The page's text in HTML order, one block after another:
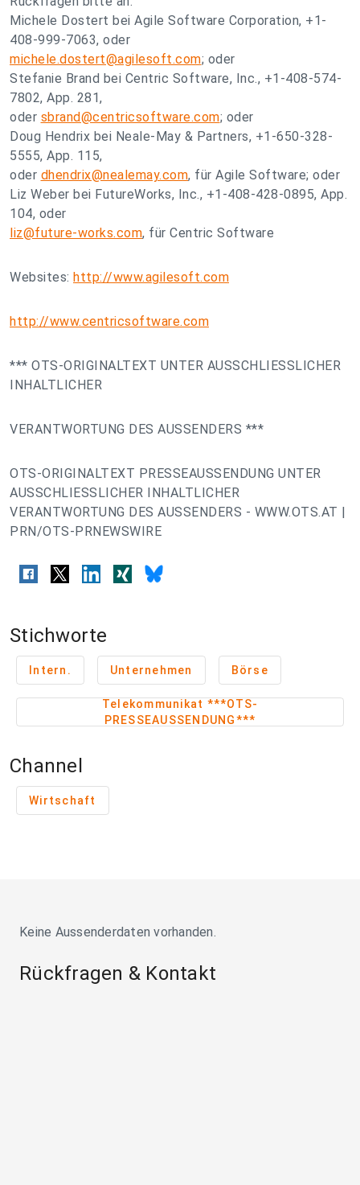
Michele Dostert bei Agile Software Corporation, +1-
408-999-7063, oder
michele.dostert@agilesoft.com; oder
Stefanie Brand bei Centric Software, Inc., +1-408-574-
7802, App. 281,
oder sbrand@centricsoftware.com; oder
Doug Hendrix bei Neale-May & Partners, +1-650-328-
5555, App. 115,
oder dhendrix@nealemay.com, für Agile Software; oder
Liz Weber bei FutureWorks, Inc., +1-408-428-0895, App.
104, oder
liz@future-works.com, für Centric Software
Websites: http://www.agilesoft.com
http://www.centricsoftware.com
*** OTS-ORIGINALTEXT UNTER AUSSCHLIESSLICHER
INHALTLICHER
VERANTWORTUNG DES AUSSENDERS ***
OTS-ORIGINALTEXT PRESSEAUSSENDUNG UNTER
AUSSCHLIESSLICHER INHALTLICHER
VERANTWORTUNG DES AUSSENDERS - WWW.OTS.AT |
PRN/OTS-PRNEWSWIRE
Stichworte
Intern. Unternehmen Börse
Telekommunikat ***OTS-
PRESSEAUSSENDUNG***
Channel
Wirtschaft
Keine Aussenderdaten vorhanden.
Rückfragen & Kontakt